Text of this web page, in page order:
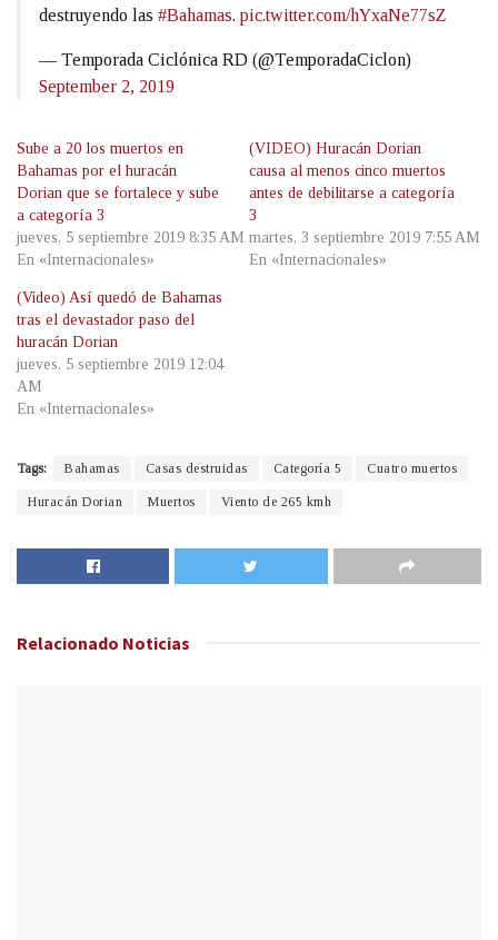
destruyendo las #Bahamas. pic.twitter.com/hYxaNe77sZ
— Temporada Ciclónica RD (@TemporadaCiclon)
September 2, 2019
Sube a 20 los muertos en
Bahamas por el huracán
Dorian que se fortalece y sube
a categoría 3
jueves, 5 septiembre 2019 8:35 AM
En «Internacionales»
(VIDEO) Huracán Dorian
causa al menos cinco muertos
antes de debilitarse a categoría
3
martes, 3 septiembre 2019 7:55 AM
En «Internacionales»
(Video) Así quedó de Bahamas
tras el devastador paso del
huracán Dorian
jueves, 5 septiembre 2019 12:04
AM
En «Internacionales»
Tags: Bahamas Casas destruidas Categoría 5 Cuatro muertos
Huracán Dorian Muertos Viento de 265 kmh
Relacionado Noticias